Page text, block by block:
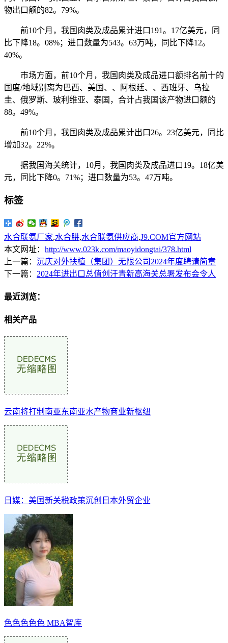
物出口额的82。79%。
前10个月，我国肉类及成品累计进口191。17亿美元，同
比下降18。08%；进口数量为543。63万吨，同比下降12。
40%。
市场方面，前10个月，我国肉类及成品进口额排名前十的
国度/地域别离为巴西、美国、、阿根廷、、西班牙、乌拉
圭、俄罗斯、玻利维亚、泰国，合计占我国该产物进口额的
88。49%。
前10个月，我国肉类及成品累计出口26。23亿美元，同比
增加32。22%。
据我国海关统计，10月，我国肉类及成品进口19。18亿美
元，同比下降0。71%；进口数量为53。47万吨。
标签
水合联氨厂家,水合肼,水合联氨供应商,J9.COM官方网站
本文网址： http://www.023k.com/maoyidongtai/378.html
上一篇： 沉庆对外扶植（集团）无限公司2024年度聘请简章
下一篇： 2024年进出口总值创汗青新高海关总署发布会令人
最近浏览：
相关产品
云南将打制南亚东南亚水产物商业新枢纽
日媒：美国新关税政策沉创日本外贸企业
色色色色色 MBA智库